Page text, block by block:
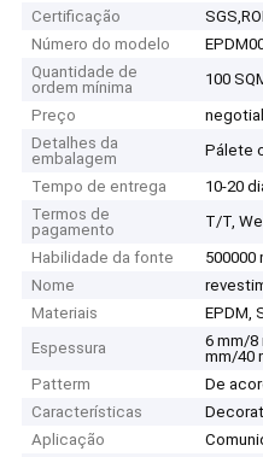
Certificação
Número do modelo
Quantidade de
ordem mínima
100
Preço
Detalhes da
embalagem
Pálete
Tempo de entrega
10-20
Termos de
pagamento
T/T,
Habilidade da fonte
500000
Nome
Materiais
EPDM,
Espessura
6 mm/8
mm/40
Patterm
De
Características
Aplicação